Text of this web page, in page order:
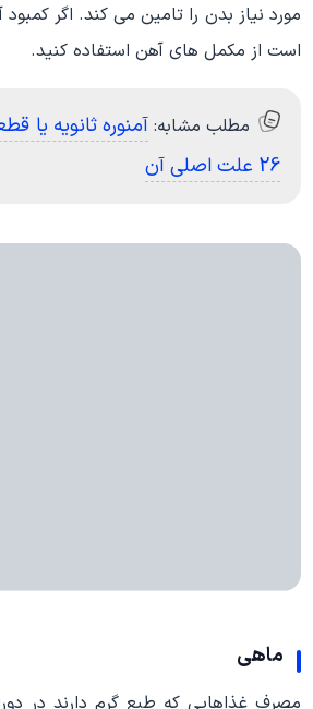
مورد نیاز بدن را تامین می کند. اگر
است از مکمل های آهن استفاده کنید.
مطلب مشابه:آمنوره ثانویه یا
26 علت اصلی آن
ماهی
مصرف غذاهایی که طبع گرم دارند در